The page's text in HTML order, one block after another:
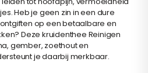
Heb je geen zin in een dure
op een betaalbare en
Deze kruidenthee Reinigen
gember, zoethout en
je daarbij merkbaar.